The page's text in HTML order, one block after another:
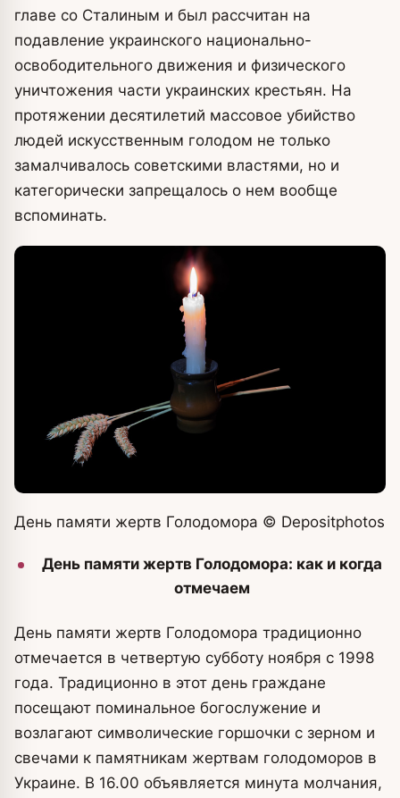
главе со Сталиным и был рассчитан на
подавление украинского национально-
освободительного движения и физического
уничтожения части украинских крестьян. На
протяжении десятилетий массовое убийство
людей искусственным голодом не только
замалчивалось советскими властями, но и
категорически запрещалось о нем вообще
вспоминать.
День памяти жертв Голодомора © Depositphotos
День памяти жертв Голодомора: как и когда
отмечаем
День памяти жертв Голодомора традиционно
отмечается в четвертую субботу ноября с 1998
года. Традиционно в этот день граждане
посещают поминальное богослужение и
возлагают символические горшочки с зерном и
свечами к памятникам жертвам голодоморов в
Украине. В 16.00 объявляется минута молчания,